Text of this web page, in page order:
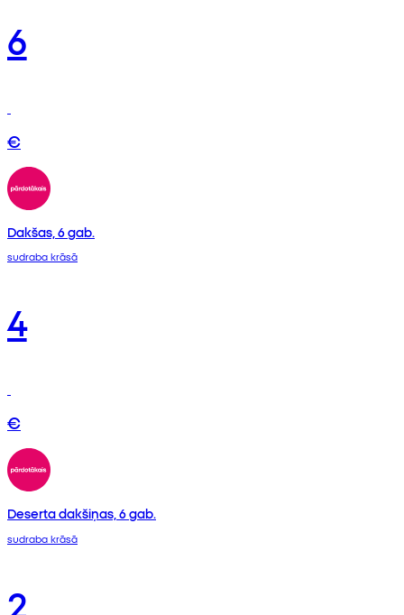
6
€
Dakšas, 6 gab.
sudraba krāsā
4
€
Deserta dakšiņas, 6 gab.
sudraba krāsā
2